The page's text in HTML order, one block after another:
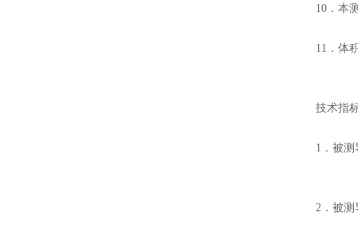
10．本
11．体
技术指
1．被
2．被测